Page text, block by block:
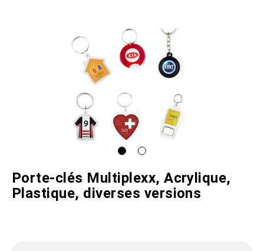
Porte-clés Multiplexx, Acrylique,
Plastique, diverses versions